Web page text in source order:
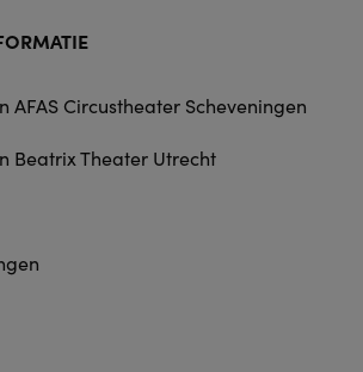
AFAS Circustheater Scheveningen
Beatrix Theater Utrecht